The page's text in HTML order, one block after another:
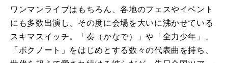
ワンマンライブはもちろん、各地のフェスやイベント
にも多数出演し、その度に会場を大いに沸かせている
スキマスイッチ。「奏（かなで）」や「全力少年」、
「ボクノート」をはじめとする数々の代表曲を持ち、